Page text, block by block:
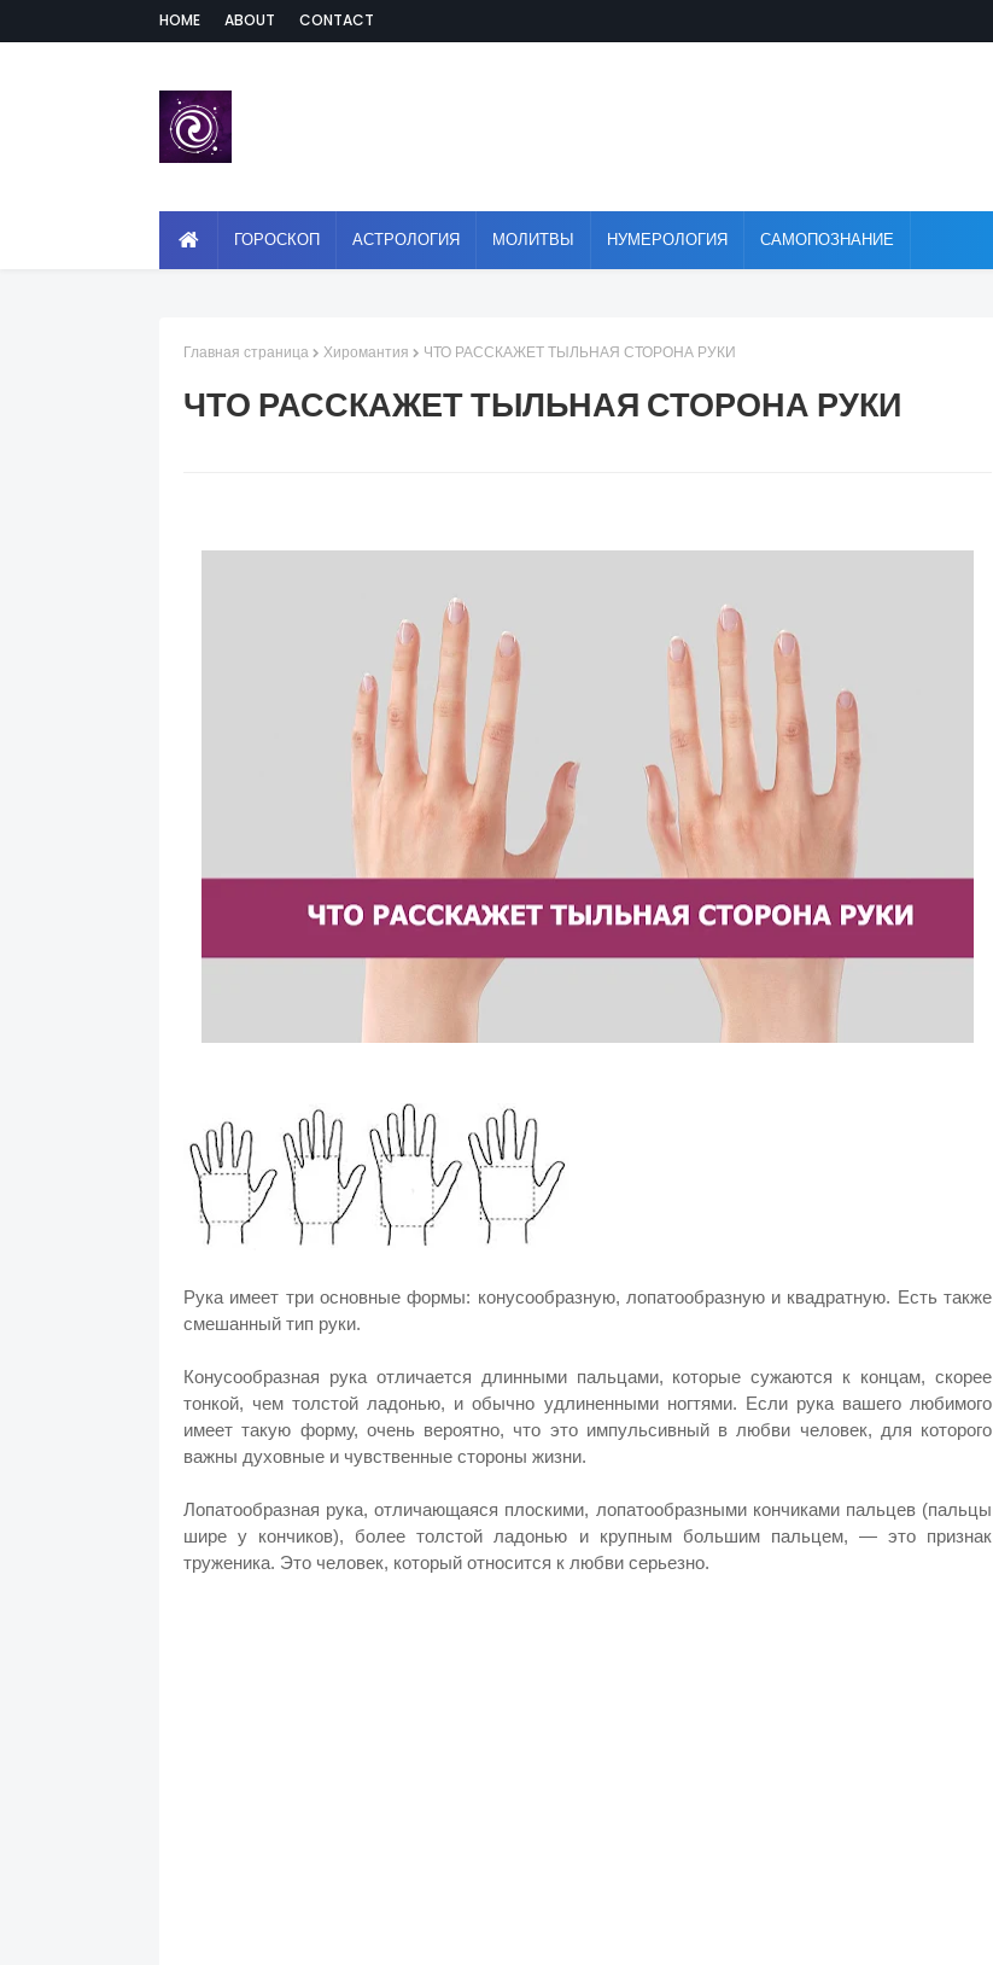
HOME ABOUT CONTACT
ГОРОСКОП АСТРОЛОГИЯ МОЛИТВЫ НУМЕРОЛОГИЯ САМОПОЗНАНИЕ
Главная страница Хиромантия ЧТО РАССКАЖЕТ ТЫЛЬНАЯ СТОРОНА РУКИ
ЧТО РАССКАЖЕТ ТЫЛЬНАЯ СТОРОНА РУКИ
Рука имеет три основные формы: конусообразную, лопатообразную и квадратную. Есть также
смешанный тип руки.
Конусообразная рука отличается длинными пальцами, которые сужаются к концам, скорее
тонкой, чем толстой ладонью, и обычно удлиненными ногтями. Если рука вашего любимого
имеет такую форму, очень вероятно, что это импульсивный в любви человек, для которого
важны духовные и чувственные стороны жизни.
Лопатообразная рука, отличающаяся плоскими, лопатообразными кончиками пальцев (пальцы
шире у кончиков), более толстой ладонью и крупным большим пальцем, — это признак
труженика. Это человек, который относится к любви серьезно.